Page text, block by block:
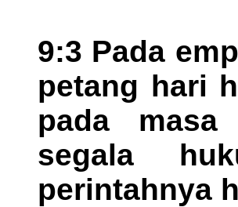
9:3 Pada
petang hari
pada
segala
perintahnya